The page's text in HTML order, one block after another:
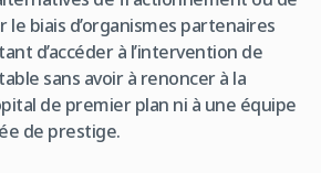
biais d’organismes partenaires
d’accéder à l’intervention de
sans avoir à renoncer à la
de premier plan ni à une équipe
de prestige.